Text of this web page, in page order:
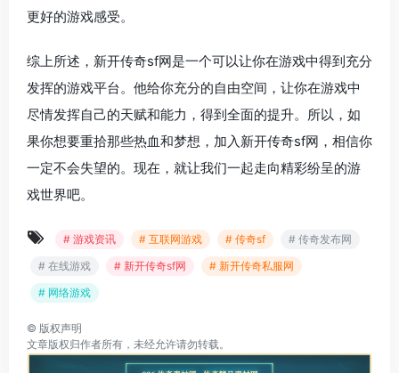
更好的游戏感受。
综上所述，新开传奇sf网是一个可以让你在游戏中得到充分
发挥的游戏平台。他给你充分的自由空间，让你在游戏中
尽情发挥自己的天赋和能力，得到全面的提升。所以，如
果你想要重拾那些热血和梦想，加入新开传奇sf网，相信你
一定不会失望的。现在，就让我们一起走向精彩纷呈的游
戏世界吧。
# 游戏资讯 # 互联网游戏 # 传奇sf
# 传奇发布网
# 在线游戏
# 新开传奇sf网
# 新开传奇私服网
# 网络游戏
© 版权声明
文章版权归作者所有，未经允许请勿转载。